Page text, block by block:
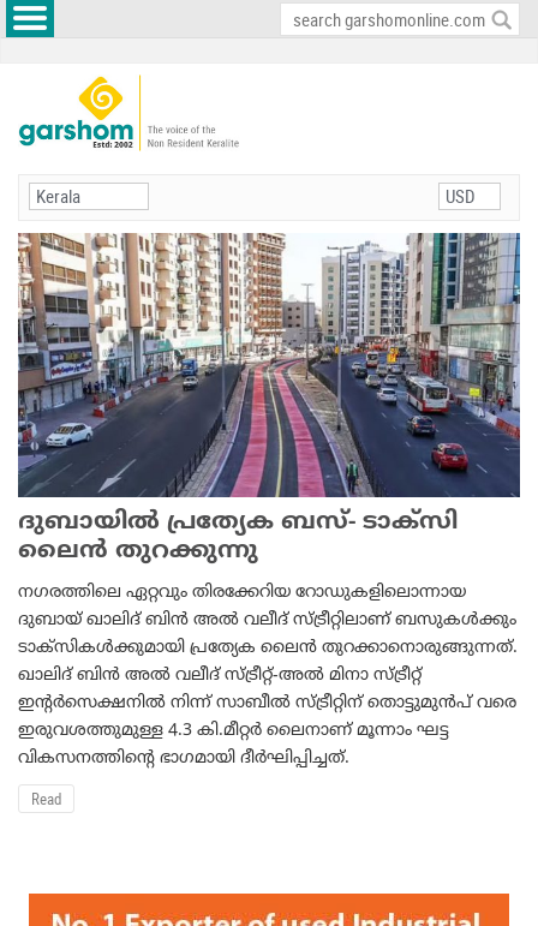
ദുബായില്‍ പ്രത്യേക ബസ്- ടാക്‌സി
ലൈന്‍ തുറക്കുന്നു
നഗരത്തിലെ ഏറ്റവും തിരക്കേറിയ റോഡുകളിലൊന്നായ
ദുബായ് ഖാലിദ് ബിന്‍ അല്‍ വലീദ് സ്ട്രീറ്റിലാണ് ബസുകള്‍ക്കും
ടാക്‌സികള്‍ക്കുമായി പ്രത്യേക ലൈന്‍ തുറക്കാനൊരുങ്ങുന്നത്.
ഖാലിദ് ബിന്‍ അല്‍ വലീദ് സ്ട്രീറ്റ്-അല്‍ മിനാ സ്ട്രീറ്റ്
ഇന്റര്‍സെക്ഷനില്‍ നിന്ന് സാബീല്‍ സ്ട്രീറ്റിന് തൊട്ടുമുന്‍പ് വരെ
ഇരുവശത്തുമുള്ള 4.3 കി.മീറ്റര്‍ ലൈനാണ് മൂന്നാം ഘട്ട
വികസനത്തിന്റെ ഭാഗമായി ദീര്‍ഘിപ്പിച്ചത്.
Read